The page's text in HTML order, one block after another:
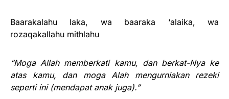
Baarakalahu laka, wa baaraka ‘alaika, wa
rozaqakallahu mithlahu
“Moga Allah memberkati kamu, dan berkat-Nya ke
atas kamu, dan moga Alah mengurniakan rezeki
seperti ini (mendapat anak juga).”